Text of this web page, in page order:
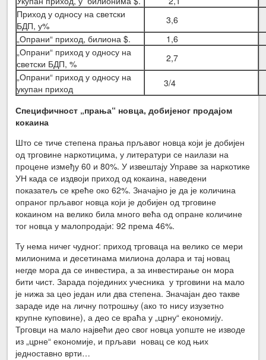
Приход у односу на светски
БДП, у%
3,6
„Опрани“ приход, билиона $.
1,6
„Опрани“ приход у односу на
светски БДП, %
2,7
„Опрани“ приход у односу на
укупан приход
3/4
Специфичност „прања“ новца, добијеног продајом
кокаина
Што се тиче степена прања прљавог новца који је добијен
од трговине наркотицима, у литератури се наилази на
процене између 60 и 80%. У извештају Управе за наркотике
УН када се издвоји приход од кокаина, наведени
показатељ се креће око 62%. Значајно је да је количина
опраног прљавог новца који је добијен од трговине
кокаином на велико била много већа од опране количине
тог новца у малопродаји: 92 према 46%.
Ту нема ничег чудног: приход трговаца на велико се мери
милионима и десетинама милиона долара и тај новац
негде мора да се инвестира, а за инвестирање он мора
бити чист. Зарада појединих учесника у трговини на мало
је нижа за цео један или два степена. Значајан део такве
зараде иде на личну потрошњу (ако то нису изузетно
крупне куповине), а део се враћа у „црну“ економију.
Трговци на мало највећи део свог новца уопште не изводе
из „црне“ економије, и прљави новац се код њих
једноставно врти…